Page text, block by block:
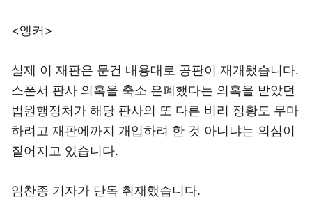
<앵커>
실제 이 재판은 문건 내용대로 공판이 재개됐습니다.
스폰서 판사 의혹을 축소 은폐했다는 의혹을 받았던
법원행정처가 해당 판사의 또 다른 비리 정황도 무마
하려고 재판에까지 개입하려 한 것 아니냐는 의심이
짙어지고 있습니다.
임찬종 기자가 단독 취재했습니다.